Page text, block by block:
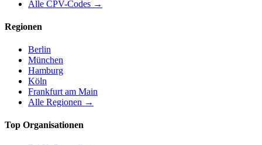
Alle CPV-Codes →
Regionen
Berlin
München
Hamburg
Köln
Frankfurt am Main
Alle Regionen →
Top Organisationen